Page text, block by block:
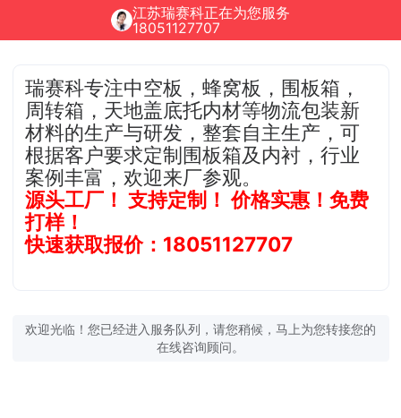
江苏瑞赛科正在为您服务
18051127707
瑞赛科专注中空板，蜂窝板，围板箱，
周转箱，天地盖底托内材等物流包装新
材料的生产与研发，整套自主生产，可
根据客户要求定制围板箱及内衬，行业
案例丰富，欢迎来厂参观。
源头工厂！ 支持定制！ 价格实惠！免费
打样！
快速获取报价：18051127707
欢迎光临！您已经进入服务队列，请您稍候，马上为您转接您的
在线咨询顾问。